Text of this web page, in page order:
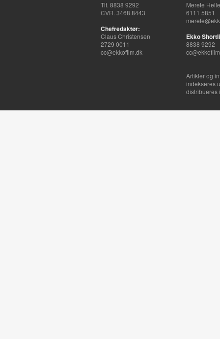
Tlf. 8838 9292
CVR. 3468 8443
Chefredaktør:
Claus Christensen
2729 0011
cc@ekkofilm.dk
Merete
6111 5851
Ekko
8838 9292
Artikler og
indekseres
distribueres